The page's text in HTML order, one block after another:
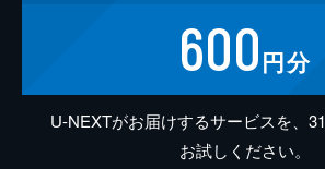
600円分
U-NEXTがお届けするサービスを、
お試しください。